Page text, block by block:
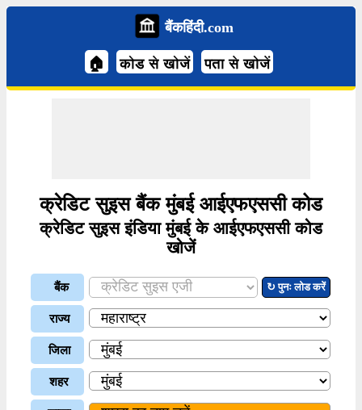
बैंकहिंदी.com
🏠 कोड से खोजें पता से खोजें
क्रेडिट सुइस बैंक मुंबई आईएफएससी कोड
क्रेडिट सुइस इंडिया मुंबई के आईएफएससी कोड
खोजें
बैंक ↻ पुनः लोड करें
राज्य
जिला
शहर